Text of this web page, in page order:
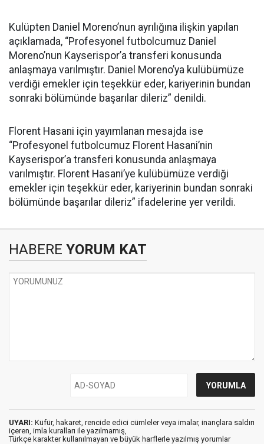
Kulüpten Daniel Moreno’nun ayrılığına ilişkin yapılan
açıklamada, “Profesyonel futbolcumuz Daniel
Moreno’nun Kayserispor’a transferi konusunda
anlaşmaya varılmıştır. Daniel Moreno’ya kulübümüze
verdiği emekler için teşekkür eder, kariyerinin bundan
sonraki bölümünde başarılar dileriz” denildi.
Florent Hasani için yayımlanan mesajda ise
“Profesyonel futbolcumuz Florent Hasani’nin
Kayserispor’a transferi konusunda anlaşmaya
varılmıştır. Florent Hasani’ye kulübümüze verdiği
emekler için teşekkür eder, kariyerinin bundan sonraki
bölümünde başarılar dileriz” ifadelerine yer verildi.
HABERE YORUM KAT
UYARI: Küfür, hakaret, rencide edici cümleler veya imalar, inançlara saldırı
içeren, imla kuralları ile yazılmamış,
Türkçe karakter kullanılmayan ve büyük harflerle yazılmış yorumlar